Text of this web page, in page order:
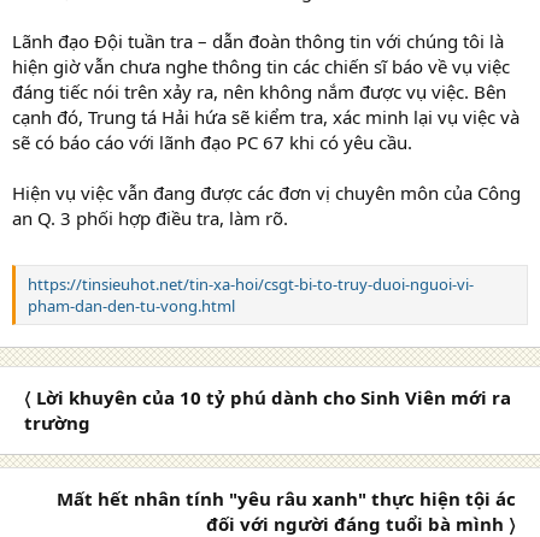
Lãnh đạo Đội tuần tra – dẫn đoàn thông tin với chúng tôi là
hiện giờ vẫn chưa nghe thông tin các chiến sĩ báo về vụ việc
đáng tiếc nói trên xảy ra, nên không nắm được vụ việc. Bên
cạnh đó, Trung tá Hải hứa sẽ kiểm tra, xác minh lại vụ việc và
sẽ có báo cáo với lãnh đạo PC 67 khi có yêu cầu.
Hiện vụ việc vẫn đang được các đơn vị chuyên môn của Công
an Q. 3 phối hợp điều tra, làm rõ.
https://tinsieuhot.net/tin-xa-hoi/csgt-bi-to-truy-duoi-nguoi-vi-
pham-dan-den-tu-vong.html
〈 Lời khuyên của 10 tỷ phú dành cho Sinh Viên mới ra
trường
Mất hết nhân tính "yêu râu xanh" thực hiện tội ác
đối với người đáng tuổi bà mình 〉